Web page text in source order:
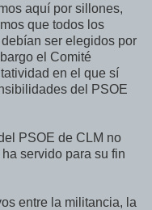
aquí por sillones,
que todos los
ser elegidos por
el Comité
en el que sí
del PSOE
PSOE de CLM no
servido para su fin
entre la militancia, la